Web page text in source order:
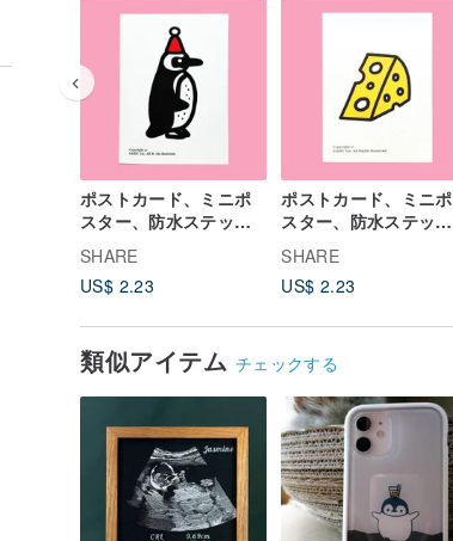
ポストカード、ミニポ
スター、防水ステッカ
ー、ステッカー、スー
ツケースステッカー、
スーパークリスマス、
SHARE
US$ 2.23
ポストカード、ミニポ
スター、防水ステッカ
ー、バイク用ステッカ
ー、スーツケースステ
ッカー、CHEESEカー
SHARE
US$ 2.23
類似アイテム チェックする